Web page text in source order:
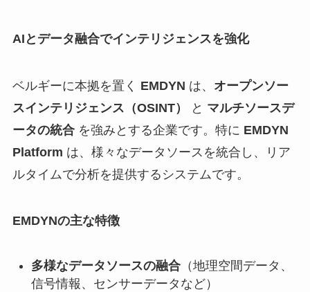
AIとデータ融合でインテリジェンスを強化
ベルギーに本拠を置く EMDYN は、 オープンソー
スインテリジェンス（OSINT）
と マルチソースデ
ータの統合を強みとする企業です。特に EMDYN
Platform は、様々なデータソースを統合し、リア
ルタイムで分析を提供するシステムです。
EMDYNの主な特徴
多様なデータソースの融合（地理空間データ、
信号情報、センサーデータなど）